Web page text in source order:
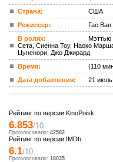
Страна:
США
Режиссер:
Гас Ван
В ролях:
Мэттью
Сета, Сиенна Тоу, Наоко
Цуненори, Джо Джирард
Время:
(110
Дата добавления:
21
Рейтинг по версии KinoPoisk:
6.853/10
Проголосовало: 42582
Рейтинг по версии IMDb:
6.1/10
Проголосовало: 18035